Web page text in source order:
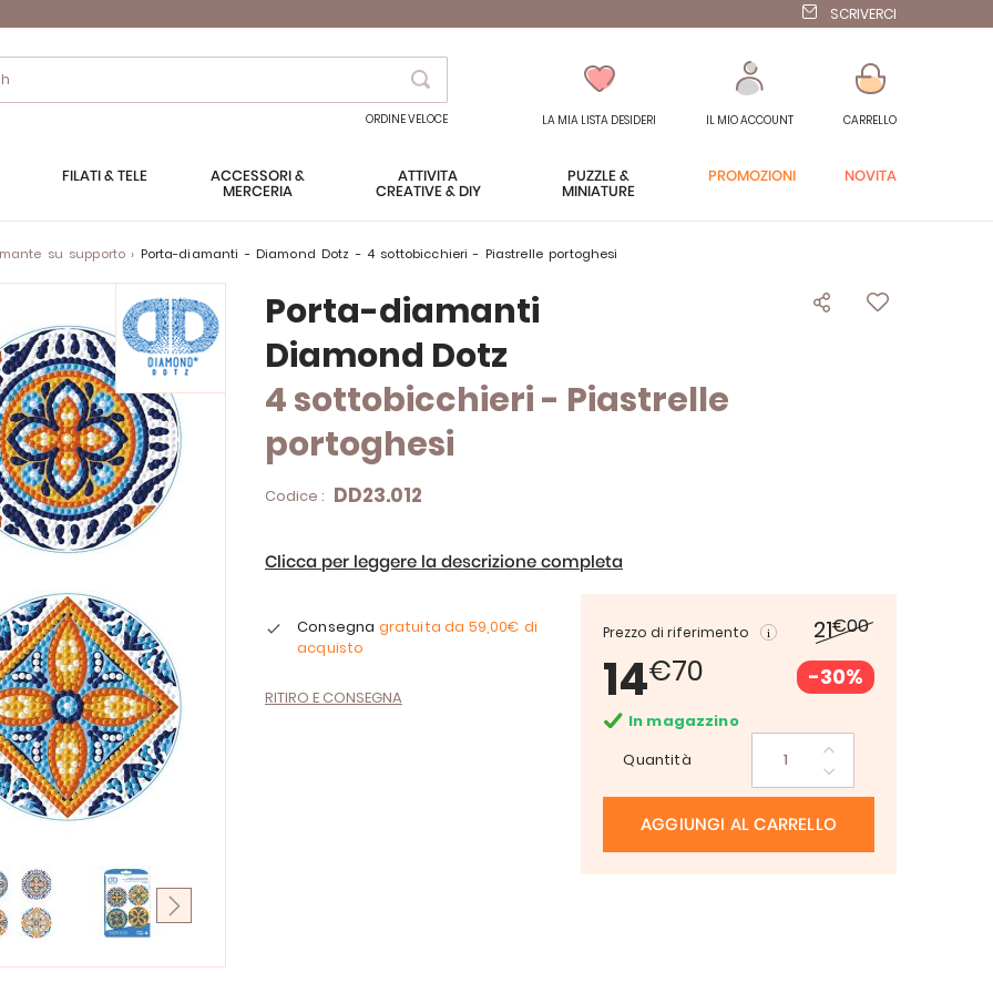
SCRIVERCI
Search
ORDINE VELOCE LA MIA LISTA DESIDERI IL MIO ACCOUNT CARRELLO
FILATI & TELE
ACCESSORI &
MERCERIA
ATTIVITÀ
CREATIVE & DIY
PUZZLE &
MINIATURE
PROMOZIONI NOVITÀ
su supporto Porta-diamanti - Diamond Dotz - 4 sottobicchieri - Piastrelle portoghesi
Porta-diamanti
Diamond Dotz
4 sottobicchieri - Piastrelle
portoghesi
Codice : DD23.012
Clicca per leggere la descrizione completa
Prezzo di riferimento 21€00
14€70 -30%
In magazzino
Quantità
AGGIUNGI AL CARRELLO
Consegna gratuita da 59,00€ di
acquisto
RITIRO E CONSEGNA